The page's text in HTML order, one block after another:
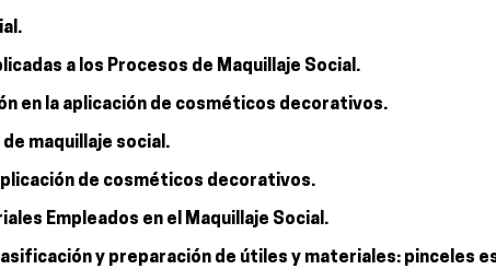
a los Procesos de Maquillaje Social.
en la aplicación de cosméticos decorativos.
maquillaje social.
de cosméticos decorativos.
Empleados en el Maquillaje Social.
y preparación de útiles y materiales: pinceles